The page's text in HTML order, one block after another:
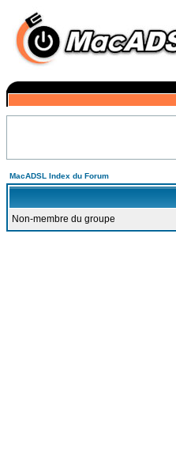
MacADSL Index du Forum
Non-membre du groupe